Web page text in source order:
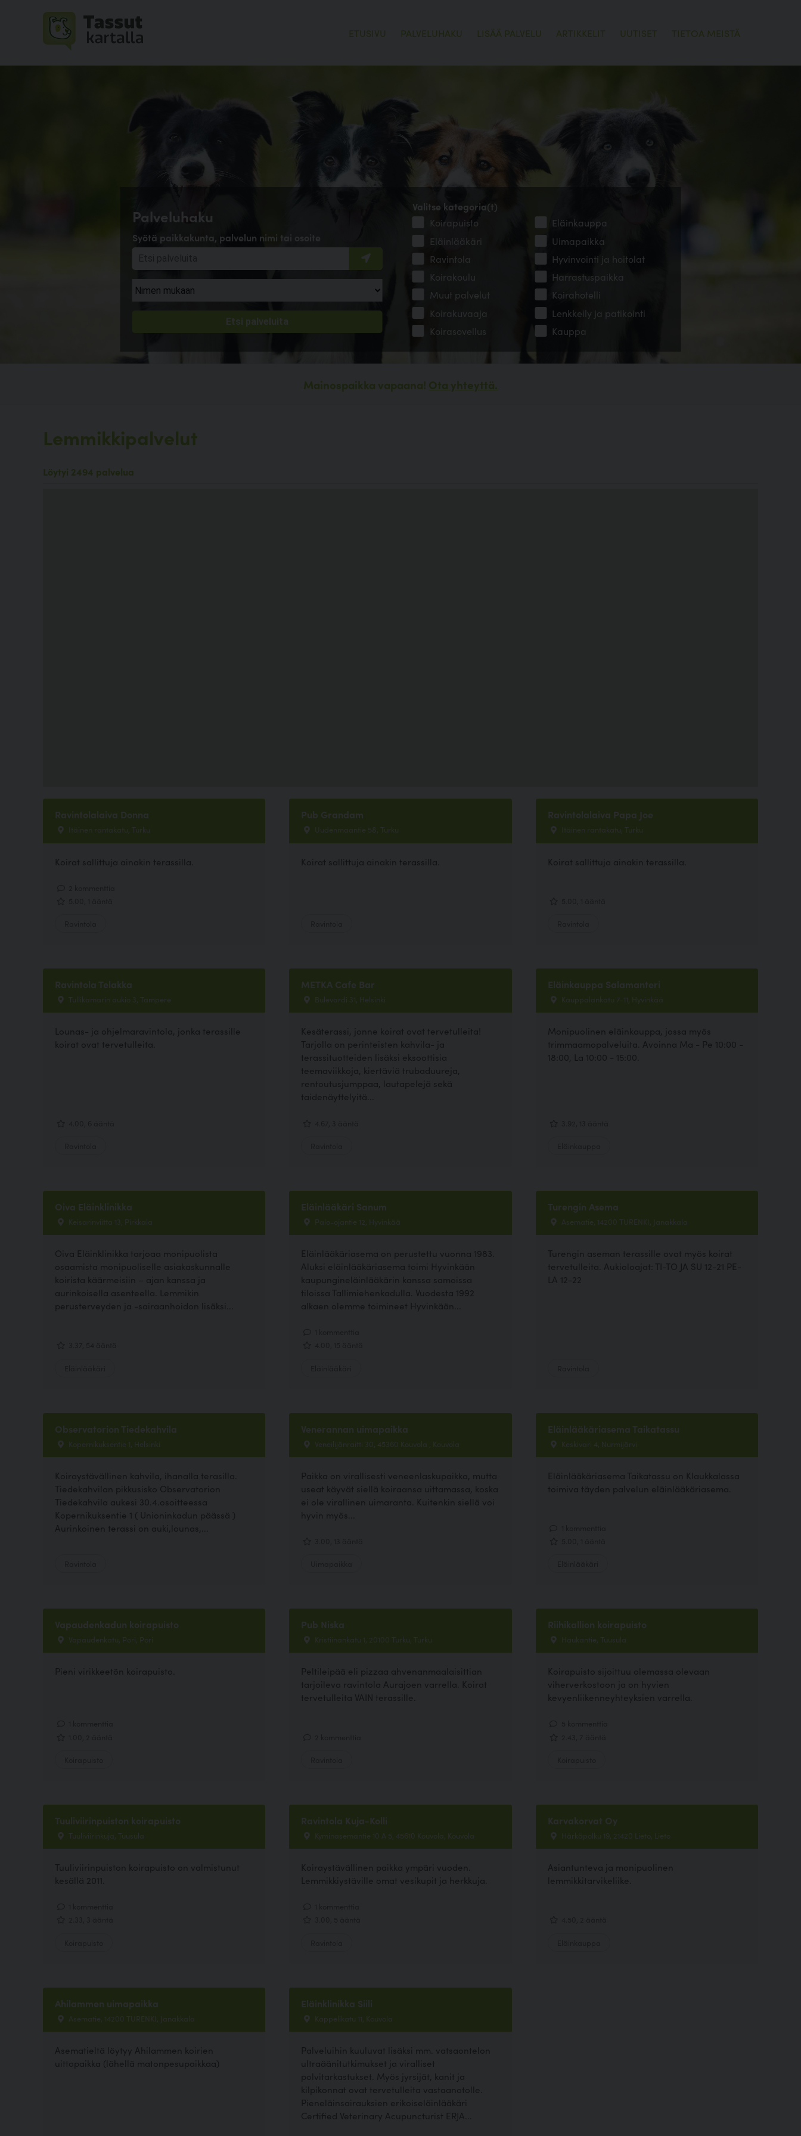
ETUSIVU PALVELUHAKU LISÄÄ PALVELU ARTIKKELIT UUTISET TIETOA MEISTÄ
Palveluhaku
Syötä paikkakunta, palvelun nimi tai osoite
Valitse kategoria(t)
Koirapuisto
Eläinkauppa
Eläinlääkäri
Uimapaikka
Ravintola
Hyvinvointi ja hoitolat
Koirakoulu
Harrastuspaikka
Muut palvelut
Koirahotelli
Koirakuvaaja
Lenkkeily ja patikointi
Koirasovellus
Kauppa
Mainospaikka vapaana! Ota yhteyttä.
Lemmikkipalvelut
Löytyi 2494 palvelua
Ravintolalaiva Donna
Itäinen rantakatu, Turku
Koirat sallittuja ainakin terassilla.
Pub Grandam
Uudenmaantie 58, Turku
Koirat sallittuja ainakin terassilla.
Ravintolalaiva Papa Joe
Itäinen rantakatu, Turku
Koirat sallittuja ainakin terassilla.
Ravintola Telakka
Tullikamarin aukio 3, Tampere
Lounas- ja ohjelmaravintola, jonka terassille
koirat ovat tervetulleita.
METKA Cafe Bar
Bulevardi 31, Helsinki
Kesäterassi, jonne koirat ovat tervetulleita!
Tarjolla on perinteisten kahvila- ja
terassituotteiden lisäksi eksoottisia
teemaviikkoja, kiertäviä trubaduureja,
rentoutusjumppaa, lautapelejä sekä
taidenäyttelyitä...
Eläinkauppa Salamanteri
Kauppalankatu 7-11, Hyvinkää
Monipuolinen eläinkauppa, jossa myös
trimmaamopalveluita. Avoinna Ma - Pe 10:00 -
18:00, La 10:00 - 15:00.
Oiva Eläinklinikka
Keisarinviitta 13, Pirkkala
Oiva Eläinklinikka tarjoaa monipuolista
osaamista monipuoliselle asiakaskunnalle
koirista käärmeisiin – ajan kanssa ja
aurinkoisella asenteella. Lemmikin
perusterveyden ja -sairaanhoidon lisäksi...
Eläinlääkäri Sanum
Palo-ojantie 12, Hyvinkää
Eläinlääkäriasema on perustettu vuonna 1983.
Aluksi eläinlääkäriasema toimi Hyvinkään
kaupungineläinlääkärin kanssa samoissa
tiloissa Tallimiehenkadulla. Vuodesta 1992
alkaen olemme toimineet Hyvinkään...
Turengin Asema
Asematie, 14200 TURENKI, Janakkala
Turengin aseman terassille ovat myös koirat
tervetulleita. Aukioloajat: TI-TO JA SU 12-21 PE-
LA 12-22
Observatorion Tiedekahvila
Kopernikuksentie 1, Helsinki
Koiraystävällinen kahvila, ihanalla terasilla.
Tiedekahvilan pikkusisko Observatorion
Tiedekahvila aukesi 30.4.osoitteessa
Kopernikuksentie 1 ( Unioninkadun päässä )
Aurinkoinen terassi on auki,lounas,...
Venerannan uimapaikka
Veneilijänraitti 30, 45360 Kouvola , Kouvola
Paikka on virallisesti veneenlaskupaikka, mutta
useat käyvät siellä koiraansa uittamassa, koska
ei ole virallinen uimaranta. Kuitenkin siellä voi
hyvin myös...
Eläinlääkäriasema Taikatassu
Keskivari 4, Nurmijärvi
Eläinlääkäriasema Taikatassu on Klaukkalassa
toimiva täyden palvelun eläinlääkäriasema.
Vapaudenkadun koirapuisto
Vapaudenkatu, Pori, Pori
Pieni virikkeetön koirapuisto.
Pub Niska
Kristiinankatu 1, 20100 Turku, Turku
Peltileipää eli pizzaa ahvenanmaalaisittian
tarjoileva ravintola Aurajoen varrella. Koirat
tervetulleita VAIN terassille.
Riihikallion koirapuisto
Haukantie, Tuusula
Koirapuisto sijoittuu olemassa olevaan
viherverkostoon ja on hyvien
kevyenliikenneyhteyksien varrella.
Tuuliviirinpuiston koirapuisto
Tuuliviirinkuja, Tuusula
Tuuliviirinpuiston koirapuisto on valmistunut
kesällä 2011.
Ravintola Kuja-Kolli
Kyminasemantie 10 A 5, 45610 Kouvola, Kouvola
Koiraystävällinen paikka ympäri vuoden.
Lemmikkiystäville omat vesikupit ja herkkuja.
Karvakorvat Oy
Härkäpolku 19, 21420 Lieto, Lieto
Asiantunteva ja monipuolinen
lemmikkitarvikeliike.
Ahilammen uimapaikka
Asematie, 14200 TURENKI, Janakkala
Asematieltä löytyy Ahilammen koirien
uittopaikka (lähellä matonpesupaikkaa)
Eläinklinikka Siili
Kappelikatu 11, Kouvola
Palveluihin kuuluvat lisäksi mm. vatsaontelon
ultraäänitutkimukset ja viralliset
polvitarkastukset. Myös jyrsijät, kanit ja
kilpikonnat ovat tervetulleita vastaanotolle.
Pieneläinsairauksien erikoiseläinlääkäri
Certified Veterinary Acupuncturist ERJA...